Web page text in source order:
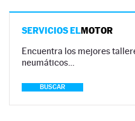
SERVICIOS ELMOTOR
Encuentra los mejores
neumáticos…
BUSCAR